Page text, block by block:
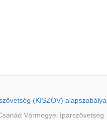
(KISZÖV) alapszabálya
Vármegyei Iparszövetség